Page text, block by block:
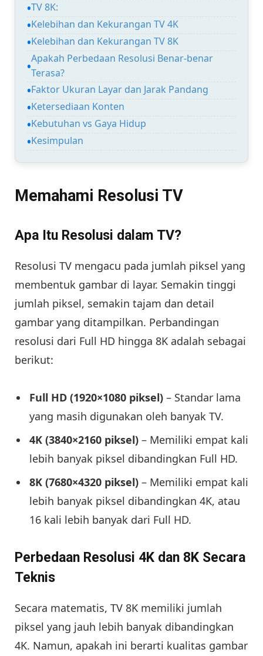
TV 8K:
Kelebihan dan Kekurangan TV 4K
Kelebihan dan Kekurangan TV 8K
Apakah Perbedaan Resolusi Benar-benar
Terasa?
Faktor Ukuran Layar dan Jarak Pandang
Ketersediaan Konten
Kebutuhan vs Gaya Hidup
Kesimpulan
Memahami Resolusi TV
Apa Itu Resolusi dalam TV?
Resolusi TV mengacu pada jumlah piksel yang
membentuk gambar di layar. Semakin tinggi
jumlah piksel, semakin tajam dan detail
gambar yang ditampilkan. Perbandingan
resolusi dari Full HD hingga 8K adalah sebagai
berikut:
Full HD (1920×1080 piksel) – Standar lama
yang masih digunakan oleh banyak TV.
4K (3840×2160 piksel) – Memiliki empat kali
lebih banyak piksel dibandingkan Full HD.
8K (7680×4320 piksel) – Memiliki empat kali
lebih banyak piksel dibandingkan 4K, atau
16 kali lebih banyak dari Full HD.
Perbedaan Resolusi 4K dan 8K Secara
Teknis
Secara matematis, TV 8K memiliki jumlah
piksel yang jauh lebih banyak dibandingkan
4K. Namun, apakah ini berarti kualitas gambar